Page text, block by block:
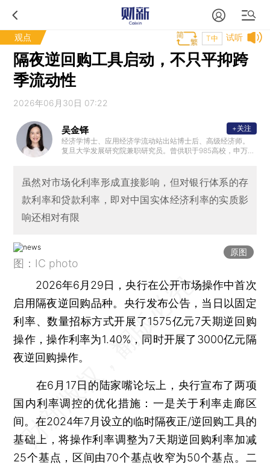
观点 试听
T中
隔夜逆回购工具启动，不只平抑跨
季流动性
2026年06月30日 07:22
吴金铎
经济学博士、应用经济学流动站出站博士后、高级经济师。
复旦大学发展研究院兼职研究员。曾供职于985高校，申万宏
观、全球资本市场及多资产配置。著有图书《Evolving Chin
a：Speed to Quality》。
+关注
虽然对市场化利率形成直接影响，但对银行体系的存
款利率和贷款利率，即对中国实体经济利率的实质影
响还相对有限
原图
图：IC photo
2026年6月29日，央行在公开市场操作中首次
启用隔夜逆回购品种。央行发布公告，当日以固定
利率、数量招标方式开展了1575亿元7天期逆回购
操作，操作利率为1.40%，同时开展了3000亿元隔
夜逆回购操作。
在6月17日的陆家嘴论坛上，央行宣布了两项
国内利率调控的优化措施：一是关于利率走廊区
间。在2024年7月设立的临时隔夜正/逆回购工具的
基础上，将操作利率调整为7天期逆回购利率加减
25个基点，区间由70个基点收窄为50个基点。二